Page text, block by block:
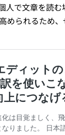
人で文章を読
められるため